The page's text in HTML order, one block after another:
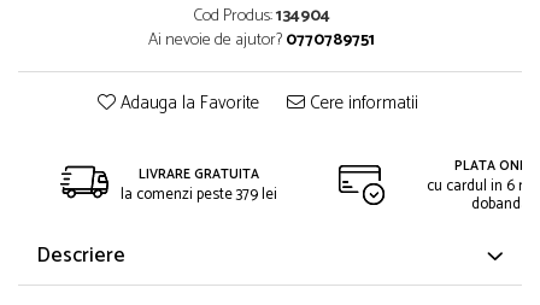
Cod Produs:134904
Ai nevoie de ajutor?0770789751
Adauga la Favorite Cere informatii
LIVRARE GRATUITA
la comenzi peste 379 lei
PLATA
cu cardul in 6
dobanda
Descriere